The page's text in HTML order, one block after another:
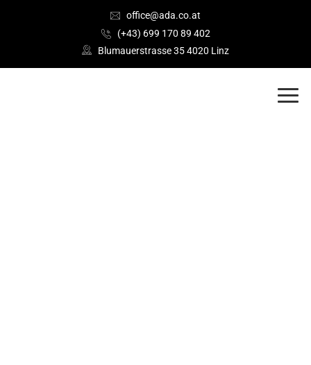
office@ada.co.at
(+43) 699 170 89 402
Blumauerstrasse 35 4020 Linz